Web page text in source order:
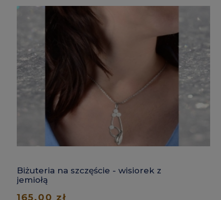
Biżuteria na szczęście - wisiorek z
jemiołą
165,00 zł